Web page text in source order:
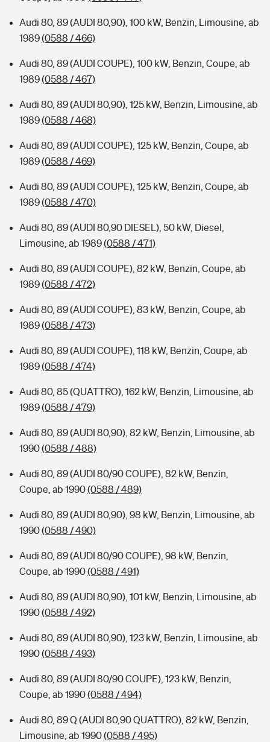
Audi 80, 89 (AUDI 80,90), 100 kW, Benzin, Limousine, ab
1989(0588 / 466)
Audi 80, 89 (AUDI COUPE), 100 kW, Benzin, Coupe, ab
1989(0588 / 467)
Audi 80, 89 (AUDI 80,90), 125 kW, Benzin, Limousine, ab
1989(0588 / 468)
Audi 80, 89 (AUDI COUPE), 125 kW, Benzin, Coupe, ab
1989(0588 / 469)
Audi 80, 89 (AUDI COUPE), 125 kW, Benzin, Coupe, ab
1989(0588 / 470)
Audi 80, 89 (AUDI 80,90 DIESEL), 50 kW, Diesel,
Limousine, ab 1989(0588 / 471)
Audi 80, 89 (AUDI COUPE), 82 kW, Benzin, Coupe, ab
1989(0588 / 472)
Audi 80, 89 (AUDI COUPE), 83 kW, Benzin, Coupe, ab
1989(0588 / 473)
Audi 80, 89 (AUDI COUPE), 118 kW, Benzin, Coupe, ab
1989(0588 / 474)
Audi 80, 85 (QUATTRO), 162 kW, Benzin, Limousine, ab
1989(0588 / 479)
Audi 80, 89 (AUDI 80,90), 82 kW, Benzin, Limousine, ab
1990(0588 / 488)
Audi 80, 89 (AUDI 80/90 COUPE), 82 kW, Benzin,
Coupe, ab 1990(0588 / 489)
Audi 80, 89 (AUDI 80,90), 98 kW, Benzin, Limousine, ab
1990(0588 / 490)
Audi 80, 89 (AUDI 80/90 COUPE), 98 kW, Benzin,
Coupe, ab 1990(0588 / 491)
Audi 80, 89 (AUDI 80,90), 101 kW, Benzin, Limousine, ab
1990(0588 / 492)
Audi 80, 89 (AUDI 80,90), 123 kW, Benzin, Limousine, ab
1990(0588 / 493)
Audi 80, 89 (AUDI 80/90 COUPE), 123 kW, Benzin,
Coupe, ab 1990(0588 / 494)
Audi 80, 89 Q (AUDI 80,90 QUATTRO), 82 kW, Benzin,
Limousine, ab 1990(0588 / 495)